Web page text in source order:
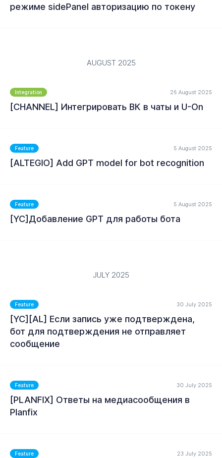
MORE
MORE
режиме sidePanel авторизацию по токену
AUGUST 2025
Integration 26 August 2025
[CHANNEL] Интегрировать ВК в чаты и U-On
Feature 5 August 2025
[ALTEGIO] Add GPT model for bot recognition
MORE
Feature 5 August 2025
[YC]Добавление GPT для работы бота
JULY 2025
Feature 30 July 2025
[YC][AL] Если запись уже подтверждена,
бот для подтверждения не отправляет
сообщение
Feature 30 July 2025
[PLANFIX] Ответы на медиасообщения в
Planfix
Feature 23 July 2025